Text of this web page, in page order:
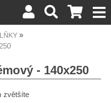
- 140x250
zvětšíte